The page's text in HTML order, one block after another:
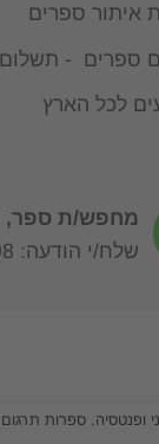
איתור ספרים
ספרים - תשלום
לכל הארץ
מחפש/ת ספר,
שלח/י הודעה: 050-722-4598
ופנטסיה , ספרות תרגום